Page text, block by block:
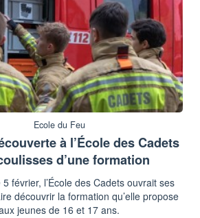
Ecole du Feu
à l’École des Cadets
d’une formation
février, l’École des Cadets ouvrait ses
découvrir la formation qu’elle propose
jeunes de 16 et 17 ans.